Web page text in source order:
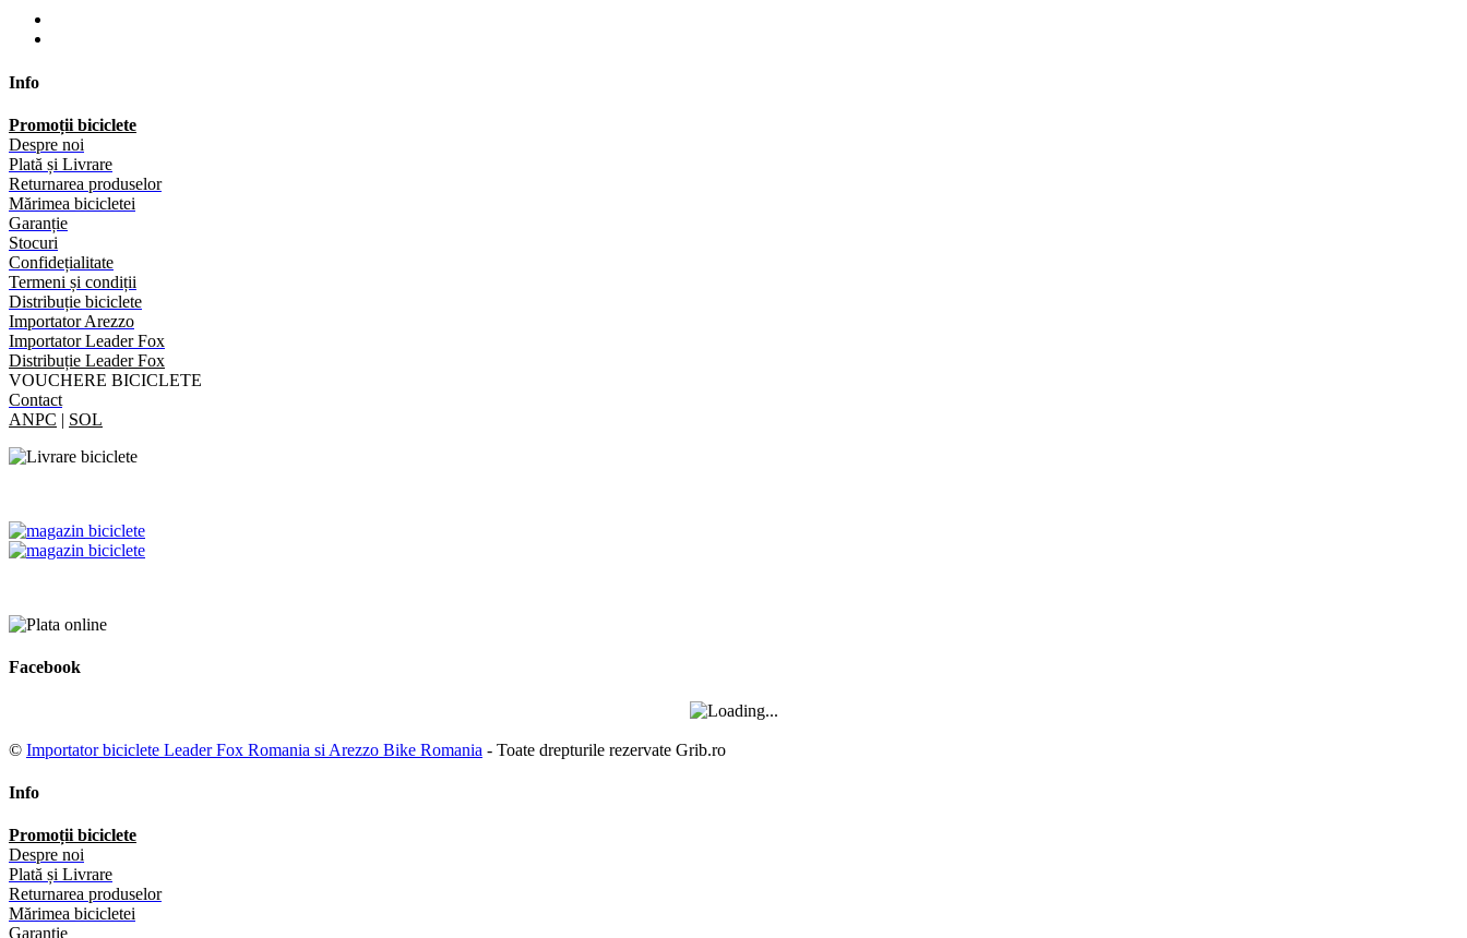
Info
Promoții biciclete
Despre noi
Plată și Livrare
Returnarea produselor
Mărimea bicicletei
Garanție
Stocuri
Confidețialitate
Termeni și condiții
Distribuție biciclete
Importator Arezzo
Importator Leader Fox
Distribuție Leader Fox
VOUCHERE BICICLETE
Contact
ANPC | SOL
Facebook
© Importator biciclete Leader Fox Romania si Arezzo Bike Romania - Toate drepturile rezervate Grib.ro
Info
Promoții biciclete
Despre noi
Plată și Livrare
Returnarea produselor
Mărimea bicicletei
Garanție